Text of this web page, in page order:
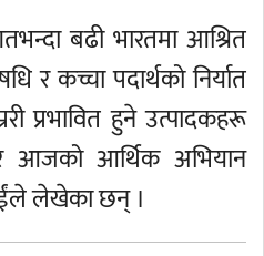
बढी भारतमा आश्रित
र कच्चा पदार्थको निर्यात
प्रभावित हुने उत्पादकहरू
आजको आर्थिक अभियान
लेखेका छन् ।